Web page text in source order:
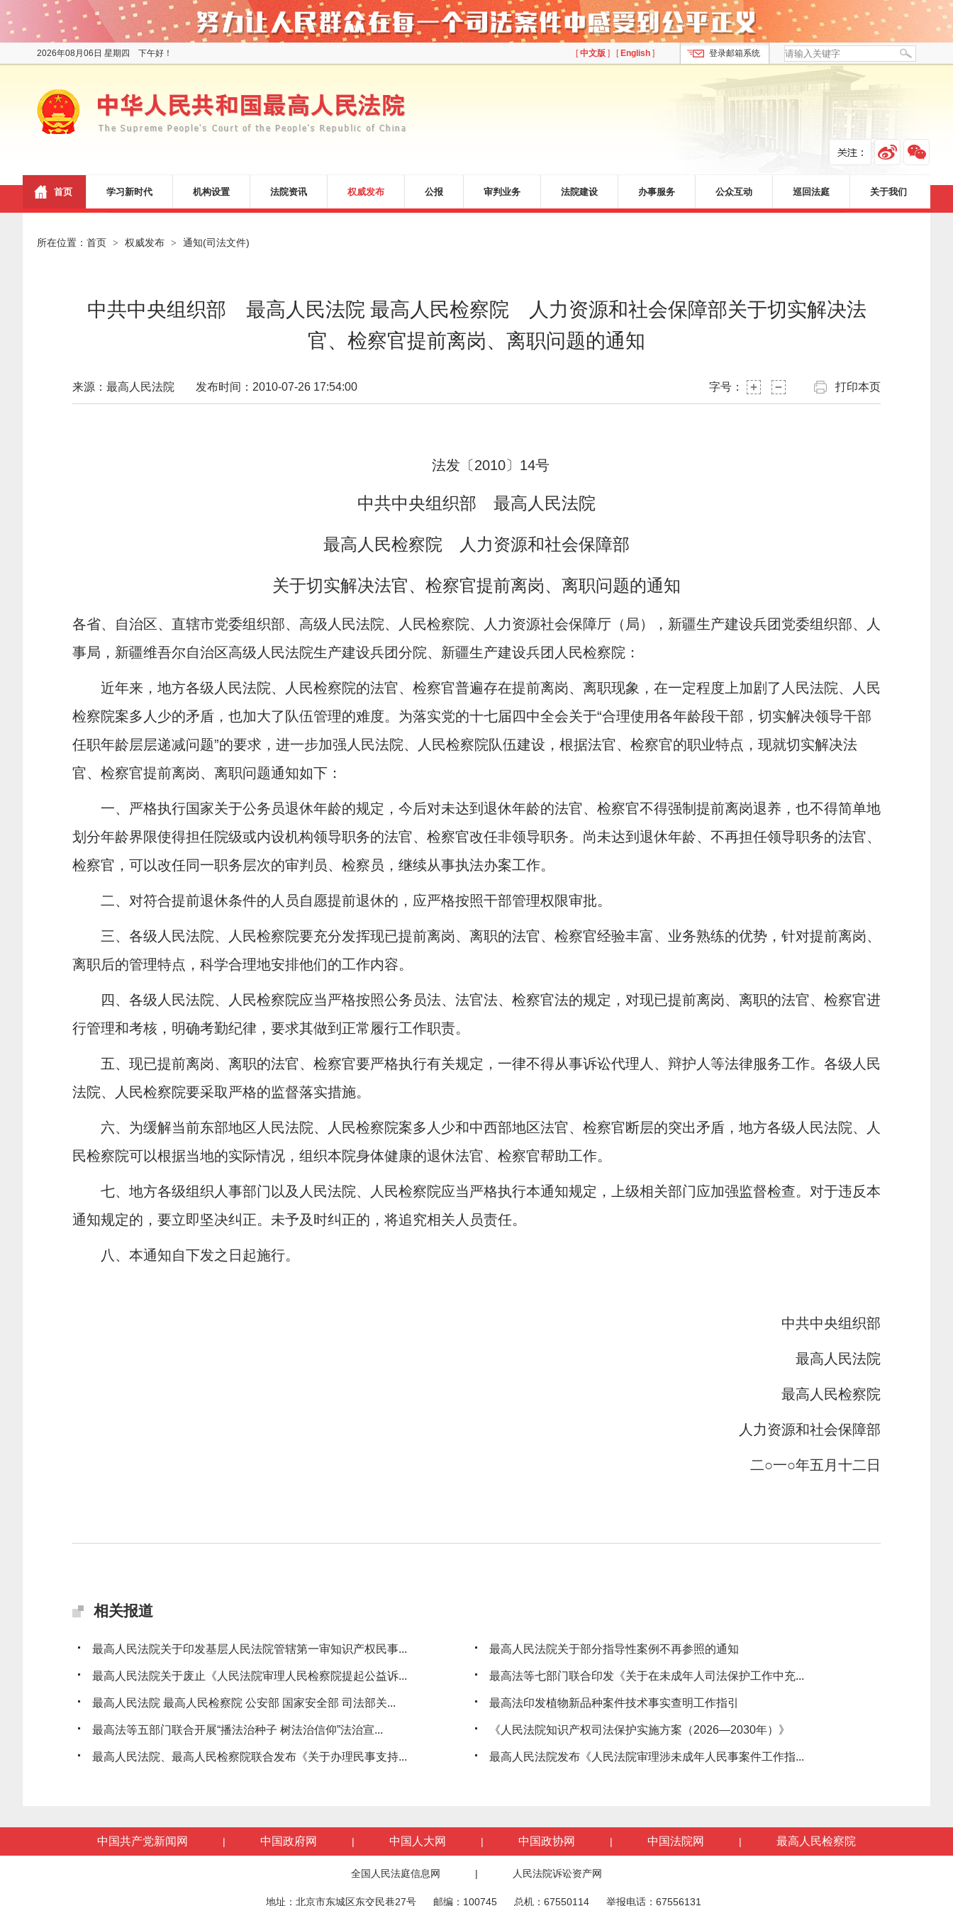
[中文版 ] [ English ]
2026年08月06日 星期四 下午好！ 登录邮箱系统
首页 学习新时代 机构设置 法院资讯 权威发布 公报 审判业务 法院建设 办事服务 公众互动 巡回法庭 关于我们
所在位置： 首页 > 权威发布 > 通知(司法文件)
中共中央组织部 最高人民法院 最高人民检察院 人力资源和社会保障部关于切实解决法
官、检察官提前离岗、离职问题的通知
来源：最高人民法院 发布时间：2010-07-26 17:54:00 字号： 打印本页
法发〔 2010〕 14号
中共中央组织部 最高人民法院
最高人民检察院 人力资源和社会保障部
关于切实解决法官、检察官提前离岗、离职问题的通知
各省、自治区、直辖市党委组织部、高级人民法院、人民检察院、人力资源社会保障厅（局），新疆生产建设兵团党委组织部、人
事局，新疆维吾尔自治区高级人民法院生产建设兵团分院、新疆生产建设兵团人民检察院：
近年来，地方各级人民法院、人民检察院的法官、检察官普遍存在提前离岗、离职现象，在一定程度上加剧了人民法院、人民
检察院案多人少的矛盾，也加大了队伍管理的难度。为落实党的十七届四中全会关于“合理使用各年龄段干部，切实解决领导干部
任职年龄层层递减问题”的要求，进一步加强人民法院、人民检察院队伍建设，根据法官、检察官的职业特点，现就切实解决法
官、检察官提前离岗、离职问题通知如下：
一、严格执行国家关于公务员退休年龄的规定，今后对未达到退休年龄的法官、检察官不得强制提前离岗退养，也不得简单地
划分年龄界限使得担任院级或内设机构领导职务的法官、检察官改任非领导职务。尚未达到退休年龄、不再担任领导职务的法官、
检察官，可以改任同一职务层次的审判员、检察员，继续从事执法办案工作。
二、对符合提前退休条件的人员自愿提前退休的，应严格按照干部管理权限审批。
三、各级人民法院、人民检察院要充分发挥现已提前离岗、离职的法官、检察官经验丰富、业务熟练的优势，针对提前离岗、
离职后的管理特点，科学合理地安排他们的工作内容。
四、各级人民法院、人民检察院应当严格按照公务员法、法官法、检察官法的规定，对现已提前离岗、离职的法官、检察官进
行管理和考核，明确考勤纪律，要求其做到正常履行工作职责。
五、现已提前离岗、离职的法官、检察官要严格执行有关规定，一律不得从事诉讼代理人、辩护人等法律服务工作。各级人民
法院、人民检察院要采取严格的监督落实措施。
六、为缓解当前东部地区人民法院、人民检察院案多人少和中西部地区法官、检察官断层的突出矛盾，地方各级人民法院、人
民检察院可以根据当地的实际情况，组织本院身体健康的退休法官、检察官帮助工作。
七、地方各级组织人事部门以及人民法院、人民检察院应当严格执行本通知规定，上级相关部门应加强监督检查。对于违反本
通知规定的，要立即坚决纠正。未予及时纠正的，将追究相关人员责任。
八、本通知自下发之日起施行。
中共中央组织部
最高 人 民法院
最高 人 民检察院
人力资源和社会保障部
二○一○年五月十二日
相关报道
最高人民法院关于印发基层人民法院管辖第一审知识产权民事... 最高人民法院关于部分指导性案例不再参照的通知
最高人民法院关于废止《人民法院审理人民检察院提起公益诉... 最高法等七部门联合印发《关于在未成年人司法保护工作中充...
最高人民法院 最高人民检察院 公安部 国家安全部 司法部关... 最高法印发植物新品种案件技术事实查明工作指引
最高法等五部门联合开展“播法治种子 树法治信仰”法治宣... 《人民法院知识产权司法保护实施方案（2026—2030年）》
最高人民法院、最高人民检察院联合发布《关于办理民事支持... 最高人民法院发布《人民法院审理涉未成年人民事案件工作指...
中国共产党新闻网 | 中国政府网 | 中国人大网 | 中国政协网 | 中国法院网 | 最高人民检察院
全国人民法庭信息网 | 人民法院诉讼资产网
地址：北京市东城区东交民巷27号 邮编：100745 总机：67550114 举报电话：67556131